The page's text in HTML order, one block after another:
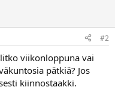
#2
viikonloppuna vai
pätkiä? Jos
kiinnostaakki.